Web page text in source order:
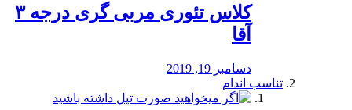
کلاس تئوری مربی گری درجه ۳
آقا
دسامبر 19, 2019
تناسب اندام